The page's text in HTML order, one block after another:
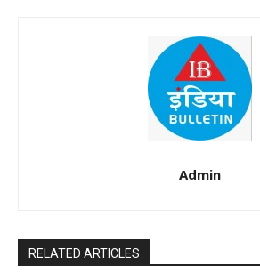
Admin
RELATED ARTICLES